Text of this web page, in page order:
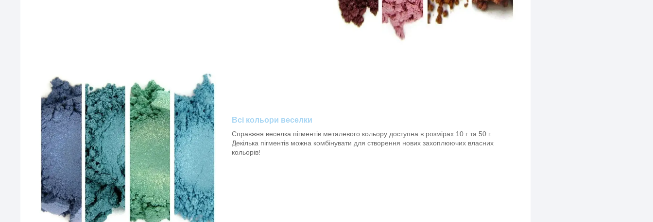
Всі кольори веселки
Справжня веселка пігментів металевого кольору доступна в розмірах 10 г та 50 г.
Декілька пігментів можна комбінувати для створення нових захоплюючих власних
кольорів!